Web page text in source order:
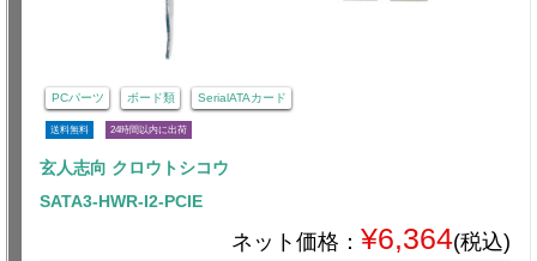
PCパーツ ボード類 SerialATAカード
送料無料 24時間以内に出荷
玄人志向 クロウトシコウ
SATA3-HWR-I2-PCIE
ネット価格： ¥6,364(税込)